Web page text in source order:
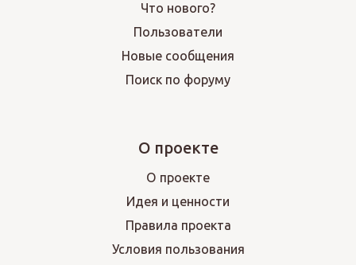
Что нового?
Пользователи
Новые сообщения
Поиск по форуму
О проекте
О проекте
Идея и ценности
Правила проекта
Условия пользования